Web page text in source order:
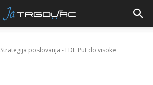
Strategija poslovanja - EDI: Put do visoke